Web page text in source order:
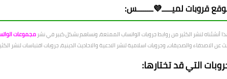
قروبات لميـــــ💜ــــــــس:
أنشئناه لنشر الكثير من روابط جروبات الواتساب الممتعة، ونساهم بشكل كبير في نشرمجموعات
الاصدقاء والصديقات، وجروبات اسلامية لنشر الادعية والاحاديث الدينية، جروبات اقتباسات لنشر
التي قد تختارها: